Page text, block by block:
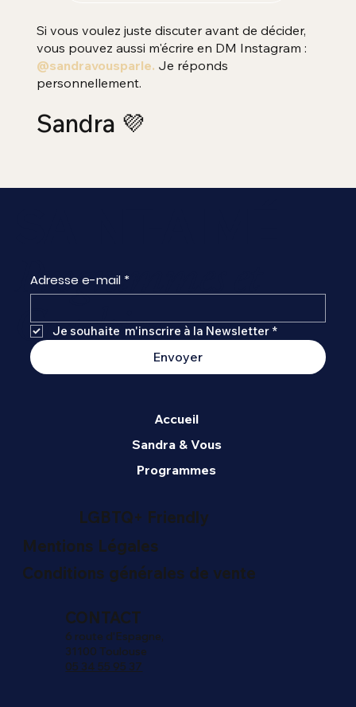
Si vous voulez juste discuter avant de décider,
vous pouvez aussi m'écrire en DM Instagram :
@sandravousparle. Je réponds
personnellement.
Sandra 💜
Programmes et
Coaching
Adresse e-mail *
Je souhaite  m'inscrire à la Newsletter *
Envoyer
Accueil
Sandra & Vous
Programmes
LGBTQ+ Friendly
Mentions Légales
Conditions générales de vente
CONTACT
6 route d'Espagne,
31100 Toulouse
05 34 55 95 37